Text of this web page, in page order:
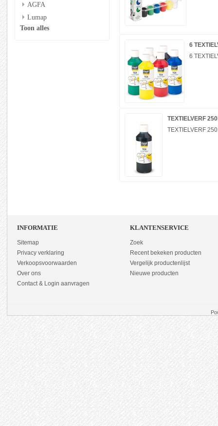
AGFA
Lumap
Toon alles
6
6
TEXTIELVERF
TEXTIELVERF
INFORMATIE
Sitemap
Privacy verklaring
Verkoopsvoorwaarden
Over ons
Contact & Login aanvragen
KLANTENSERVICE
Zoek
Recent bekeken producten
Vergelijk productenlijst
Nieuwe producten